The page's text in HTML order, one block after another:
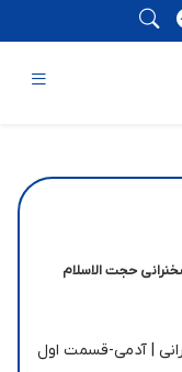
حجت الاسلام
| آدمی-قسمت اول